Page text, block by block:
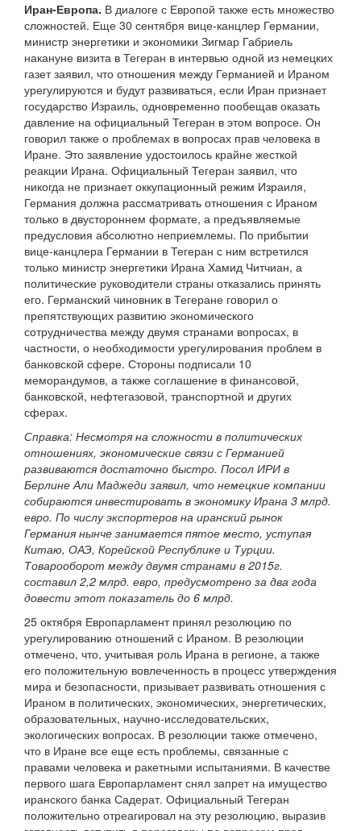
Иран-Европа. В диалоге с Европой также есть множество
сложностей. Еще 30 сентября вице-канцлер Германии,
министр энергетики и экономики Зигмар Габриель
накануне визита в Тегеран в интервью одной из немецких
газет заявил, что отношения между Германией и Ираном
урегулируются и будут развиваться, если Иран признает
государство Израиль, одновременно пообещав оказать
давление на официальный Тегеран в этом вопросе. Он
говорил также о проблемах в вопросах прав человека в
Иране. Это заявление удостоилось крайне жесткой
реакции Ирана. Официальный Тегеран заявил, что
никогда не признает оккупационный режим Израиля,
Германия должна рассматривать отношения с Ираном
только в двустороннем формате, а предъявляемые
предусловия абсолютно неприемлемы. По прибытии
вице-канцлера Германии в Тегеран с ним встретился
только министр энергетики Ирана Хамид Читчиан, а
политические руководители страны отказались принять
его. Германский чиновник в Тегеране говорил о
препятствующих развитию экономического
сотрудничества между двумя странами вопросах, в
частности, о необходимости урегулирования проблем в
банковской сфере. Стороны подписали 10
меморандумов, а также соглашение в финансовой,
банковской, нефтегазовой, транспортной и других
сферах.
Справка: Несмотря на сложности в политических
отношениях, экономические связи с Германией
развиваются достаточно быстро. Посол ИРИ в
Берлине Али Маджеди заявил, что немецкие компании
собираются инвестировать в экономику Ирана 3 млрд.
евро. По числу экспортеров на иранский рынок
Германия нынче занимается пятое место, уступая
Китаю, ОАЭ, Корейской Республике и Турции.
Товарооборот между двумя странами в 2015г.
составил 2,2 млрд. евро, предусмотрено за два года
довести этот показатель до 6 млрд.
25 октября Европарламент принял резолюцию по
урегулированию отношений с Ираном. В резолюции
отмечено, что, учитывая роль Ирана в регионе, а также
его положительную вовлеченность в процесс утверждения
мира и безопасности, призывает развивать отношения с
Ираном в политических, экономических, энергетических,
образовательных, научно-исследовательских,
экологических вопросах. В резолюции также отмечено,
что в Иране все еще есть проблемы, связанные с
правами человека и ракетными испытаниями. В качестве
первого шага Европарламент снял запрет на имущество
иранского банка Садерат. Официальный Тегеран
положительно отреагировал на эту резолюцию, выразив